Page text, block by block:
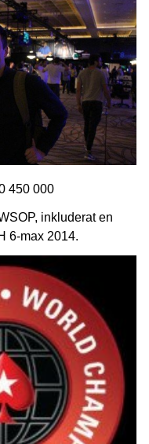
450 000
inkluderat en
6-max 2014.